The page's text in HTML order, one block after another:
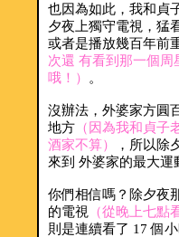
也因為如此，我和貞
夕夜上獨守電視，猛
或者是播放幾百年前
次還 有看到那一個周
哦！）
。
沒辦法，外婆家方圓
地方（因為我和貞子
酒家不算）
，所以除
來到 外婆家的最大運
你們相信嗎？除夕夜
的電視 （從晚上七點
則是連續看了 17 個